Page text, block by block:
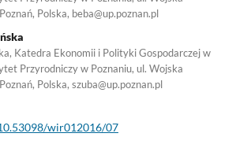
Polska, beba@up.poznan.pl
Katedra Ekonomii i Polityki Gospodarczej w
Przyrodniczy w Poznaniu, ul. Wojska
Polska, szuba@up.poznan.pl
wir012016/07